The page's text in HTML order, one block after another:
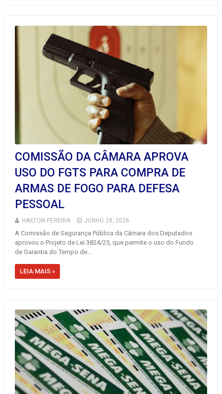
COMISSÃO DA CÂMARA APROVA
USO DO FGTS PARA COMPRA DE
ARMAS DE FOGO PARA DEFESA
PESSOAL
HAILTON PEREIRA JUNHO 28, 2026
A Comissão de Segurança Pública da Câmara dos Deputados
aprovou o Projeto de Lei 3824/25, que permite o uso do Fundo
de Garantia do Tempo de...
LEIA MAIS »